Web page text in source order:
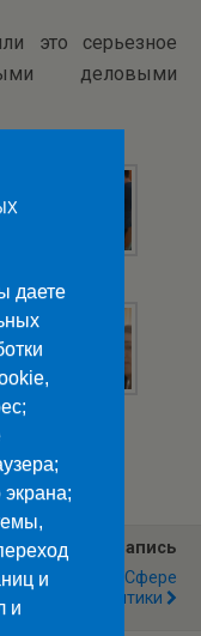
это серьезное
деловыми
Следующая Запись
В Сфере
Политики
даете
и
и